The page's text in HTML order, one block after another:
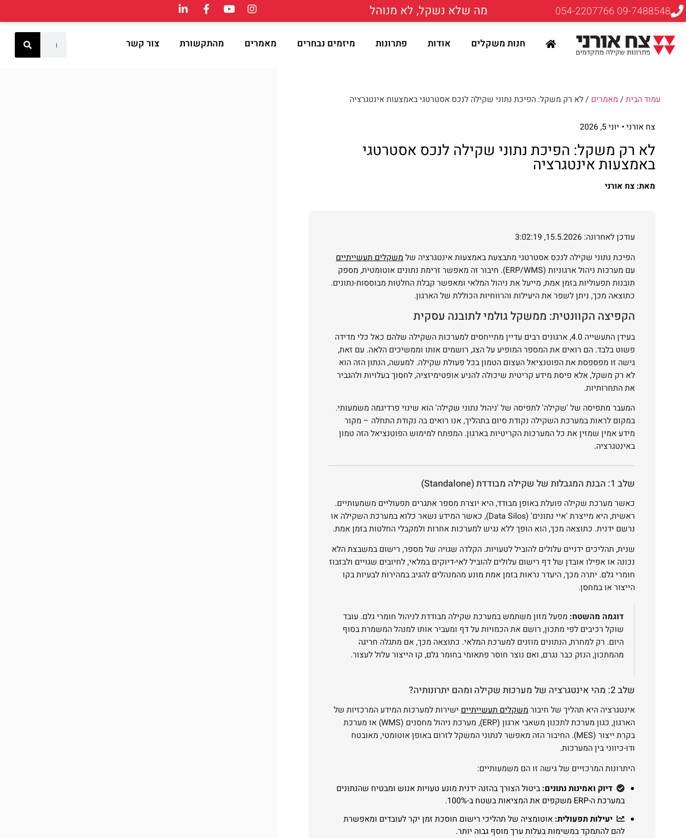
09-7488548 054-2207766 מה שלא נשקל, לא מנוהל
חנות משקלים אודות פתרונות מיזמים נבחרים מאמרים מהתקשורת צור קשר
עמוד הבית / מאמרים / לא רק משקל: הפיכת נתוני שקילה לנכס אסטרטגי באמצעות אינטגרציה
צח אורני • יוני 5, 2026
לא רק משקל: הפיכת נתוני שקילה לנכס אסטרטגי
באמצעות אינטגרציה
מאת: צח אורני
עודכן לאחרונה: 15.5.2026, 3:02:19
הפיכת נתוני שקילה לנכס אסטרטגי מתבצעת באמצעות אינטגרציה של משקלים תעשייתיים
עם מערכות ניהול ארגוניות (ERP/WMS). חיבור זה מאפשר זרימת נתונים אוטומטית, מספק
תובנות תפעוליות בזמן אמת, מייעל את ניהול המלאי ומאפשר קבלת החלטות מבוססות-נתונים.
כתוצאה מכך, ניתן לשפר את היעילות והרווחיות הכוללת של הארגון.
הקפיצה הקוונטית: ממשקל גולמי לתובנה עסקית
בעידן התעשייה 4.0, ארגונים רבים עדיין מתייחסים למערכות השקילה שלהם כאל כלי מדידה
פשוט בלבד. הם רואים את המספר המופיע על הצג, רושמים אותו וממשיכים הלאה. עם זאת,
גישה זו מפספסת את הפוטנציאל העצום הטמון בכל פעולת שקילה. למעשה, הנתון הזה הוא
לא רק משקל, אלא פיסת מידע קריטית שיכולה להניע אופטימיזציה, לחסוך בעלויות ולהגביר
את התחרותיות.
המעבר מתפיסה של 'שקילה' לתפיסה של 'ניהול נתוני שקילה' הוא שינוי פרדיגמה משמעותי.
במקום לראות במערכת השקילה נקודת סיום בתהליך, אנו רואים בה נקודת התחלה – מקור
מידע אמין שמזין את כל המערכות הקריטיות בארגון. המפתח למימוש הפוטנציאל הזה טמון
באינטגרציה.
שלב 1: הבנת המגבלות של שקילה מבודדת (Standalone)
כאשר מערכת שקילה פועלת באופן מבודד, היא יוצרת מספר אתגרים תפעוליים משמעותיים.
ראשית, היא מייצרת 'איי נתונים' (Data Silos), כאשר המידע נשאר כלוא במערכת השקילה או
נרשם ידנית. כתוצאה מכך, הוא הופך ללא נגיש למערכות אחרות ולמקבלי החלטות בזמן אמת.
שנית, תהליכים ידניים עלולים להוביל לטעויות. הקלדה שגויה של מספר, רישום במשבצת הלא
נכונה או אפילו אובדן של דף רישום עלולים להוביל לאי-דיוקים במלאי, לחיובים שגויים ולבזבוז
חומרי גלם. יתרה מכך, היעדר נראות בזמן אמת מונע מהמנהלים להגיב במהירות לבעיות בקו
הייצור או במחסן.
דוגמה מהשטח: מפעל מזון משתמש במערכת שקילה מבודדת לניהול חומרי גלם. עובד
שוקל רכיבים לפי מתכון, רושם את הכמויות על דף ומעביר אותו למנהל המשמרת בסוף
היום. רק למחרת, הנתונים מוזנים למערכת המלאי. כתוצאה מכך, אם מתגלה חריגה
מהמתכון, הנזק כבר נגרם, ואם נוצר חוסר פתאומי בחומר גלם, קו הייצור עלול לעצור.
שלב 2: מהי אינטגרציה של מערכות שקילה ומהם יתרונותיה?
אינטגרציה היא תהליך של חיבורמשקלים תעשייתיים ישירות למערכות המידע המרכזיות של
הארגון, כגון מערכת לתכנון משאבי ארגון (ERP), מערכת ניהול מחסנים (WMS) או מערכת
בקרת ייצור (MES). החיבור הזה מאפשר לנתוני המשקל לזרום באופן אוטומטי, מאובטח
ודו-כיווני בין המערכות.
היתרונות המרכזיים של גישה זו הם משמעותיים:
דיוק ואמינות נתונים: ביטול הצורך בהזנה ידנית מונע טעויות אנוש ומבטיח שהנתונים
במערכת ה-ERP משקפים את המציאות בשטח ב-100%.
יעילות תפעולית: אוטומציה של תהליכי רישום חוסכת זמן יקר לעובדים ומאפשרת
להם להתמקד במשימות בעלות ערך מוסף גבוה יותר.